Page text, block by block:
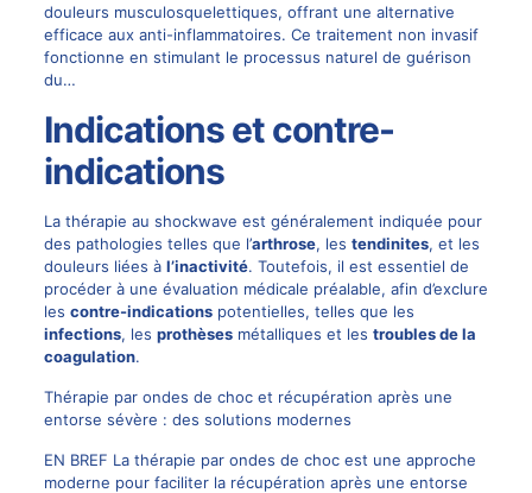
douleurs musculosquelettiques, offrant une alternative
efficace aux anti-inflammatoires. Ce traitement non invasif
fonctionne en stimulant le processus naturel de guérison
du…
Indications et contre-
indications
La thérapie au shockwave est généralement indiquée pour
des pathologies telles que l’arthrose, les tendinites, et les
douleurs liées à l’inactivité. Toutefois, il est essentiel de
procéder à une évaluation médicale préalable, afin d’exclure
les contre-indicationspotentielles, telles que les
infections, les prothèsesmétalliques et les troubles de la
coagulation.
Thérapie par ondes de choc et récupération après une
entorse sévère : des solutions modernes
EN BREF La thérapie par ondes de choc est une approche
moderne pour faciliter la récupération après une entorse